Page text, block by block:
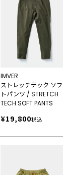
IMVER
ストレッチテック ソフ
トパンツ / STRETCH
TECH SOFT PANTS
¥19,800税込